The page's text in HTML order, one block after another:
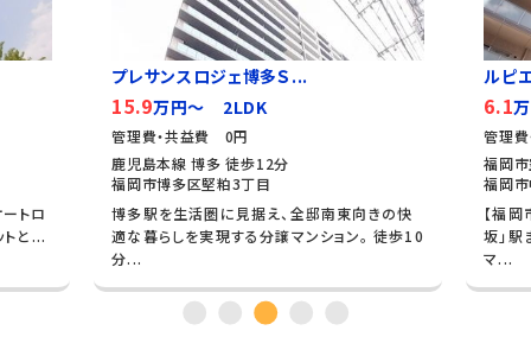
トロ
トと...
プレサンスロジェ博多Ｓ...
15.9万円～ 2LDK
管理費・共益費 0円
鹿児島本線 博多 徒歩12分
福岡市博多区堅粕3丁目
博多駅を生活圏に見据え、全邸南東向きの快
適な暮らしを実現する分譲マンション。 徒歩10
分...
ルピ
6.1
管理
福岡
福岡
【福
坂」
マ...